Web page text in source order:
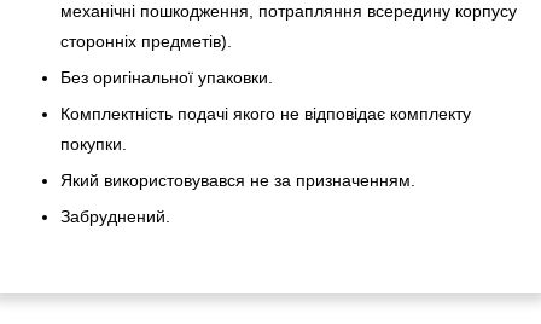
механічні пошкодження, потрапляння всередину корпусу
сторонніх предметів).
Без оригінальної упаковки.
Комплектність подачі якого не відповідає комплекту
покупки.
Який використовувався не за призначенням.
Забруднений.